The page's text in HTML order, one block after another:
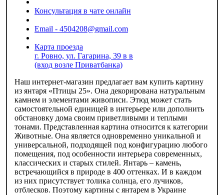
Консультация в чате онлайн
Email - 4504208@gmail.com
Карта проезда
г. Ровно, ул. Гагарина, 39 в в
(вход возле Приватбанка)
Наш интернет-магазин предлагает вам купить картину
из янтаря «‎Птицы 25». Она декорирована натуральным
камнем и элементами живописи. Этюд может стать
самостоятельной единицей в интерьере или дополнить
обстановку дома своим приветливыми и теплыми
тонами. Представленная картина относится к категории
Животные. Она является одновременно уникальной и
универсальной, подходящей под конфигурацию любого
помещения, под особенности интерьера современных,
классических и старых стилей. Янтарь – камень,
встречающийся в природе в 400 оттенках. И в каждом
из них присутствует толика солнца, его лучиков,
отблесков. Поэтому картины с янтарем в Украине